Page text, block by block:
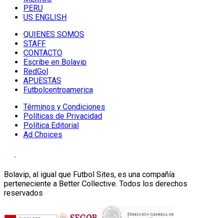
PERU
US ENGLISH
QUIENES SOMOS
STAFF
CONTACTO
Escribe en Bolavip
RedGol
APUESTAS
Futbolcentroamerica
Términos y Condiciones
Políticas de Privacidad
Política Editorial
Ad Choices
Bolavip, al igual que Futbol Sites, es una compañía
perteneciente a Better Collective. Todos los derechos
reservados